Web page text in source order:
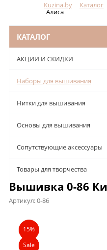
Kuzina.by Каталог
Алиса
КАТАЛОГ
АКЦИИ И СКИДКИ
Наборы для вышивания
Нитки для вышивания
Основы для вышивания
Сопутствующие аксессуары
Товары для творчества
Вышивка 0-86
Артикул:0-86
Описание
15%
Sale